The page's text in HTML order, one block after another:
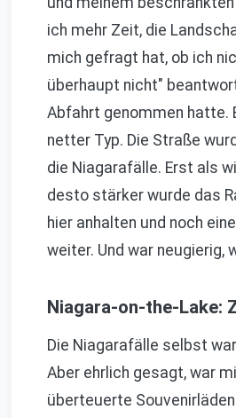
ich mehr Zeit, die
mich gefragt hat, ob ich
überhaupt nicht"
Abfahrt genommen hatte.
netter Typ. Die Straße
die Niagarafälle. Erst als
desto stärker wurde das
hier anhalten und noch
weiter. Und war
Niagara-on-the-Lake:
Die Niagarafälle selbst
Aber ehrlich gesagt, war
überteuerte